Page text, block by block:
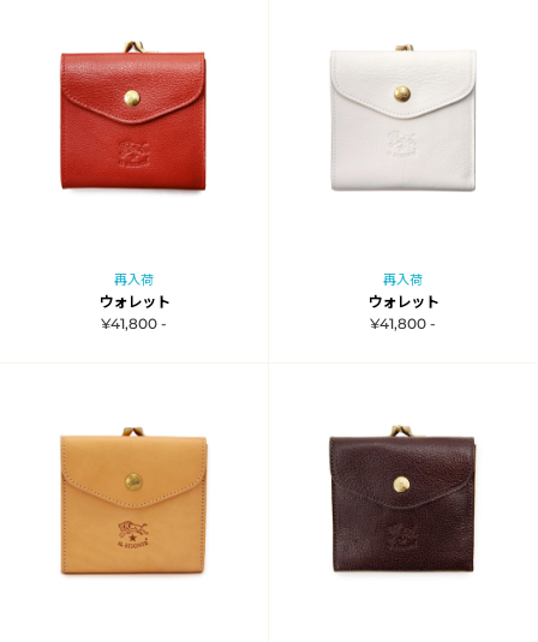
再入荷
ウォレット
¥41,800 -
再入荷
ウォレット
¥41,800 -